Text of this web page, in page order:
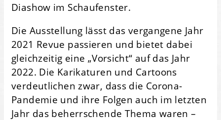
Diashow im Schaufenster.
Die Ausstellung lässt das vergangene Jahr
2021 Revue passieren und bietet dabei
gleichzeitig eine „Vorsicht“ auf das Jahr
2022. Die Karikaturen und Cartoons
verdeutlichen zwar, dass die Corona-
Pandemie und ihre Folgen auch im letzten
Jahr das beherrschende Thema waren –